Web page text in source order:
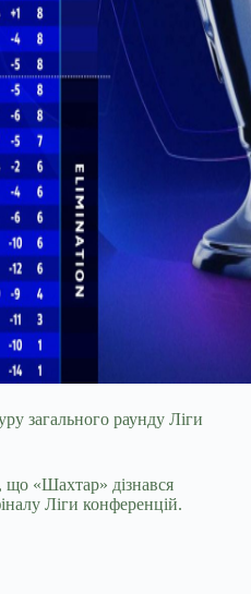
загального раунду Ліги
«Шахтар» дізнався
Ліги конференцій.